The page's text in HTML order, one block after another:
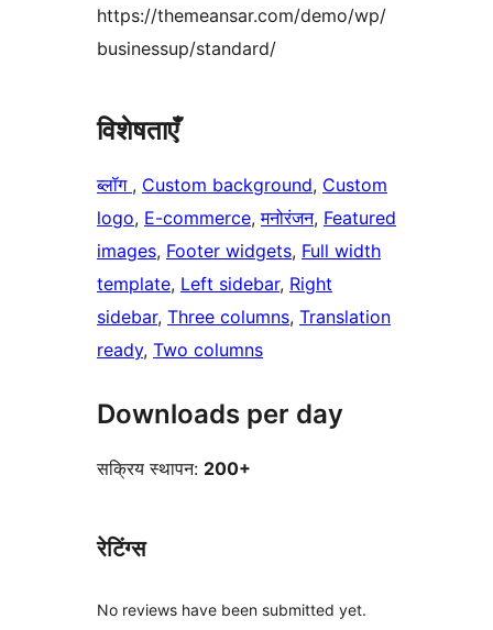
https://themeansar.com/demo/wp/
businessup/standard/
विशेषताएँ
ब्लॉग , Custom background, Custom
logo, E-commerce, मनोरंजन, Featured
images, Footer widgets, Full width
template, Left sidebar, Right
sidebar, Three columns, Translation
ready, Two columns
Downloads per day
सक्रिय स्थापन: 200+
रेटिंग्स
No reviews have been submitted yet.